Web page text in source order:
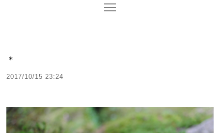
＊
2017/10/15 23:24